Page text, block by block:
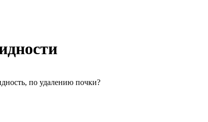
по удалению почки?